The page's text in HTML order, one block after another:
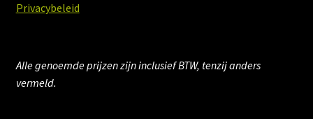
Privacybeleid
Alle genoemde prijzen zijn inclusief BTW, tenzij anders
vermeld.